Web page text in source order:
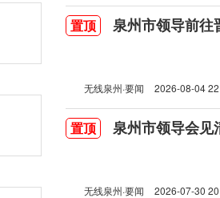
置顶 泉州市领导前往
无线泉州·要闻 2026-08-04
置顶 泉州市领导会见
无线泉州·要闻 2026-07-30